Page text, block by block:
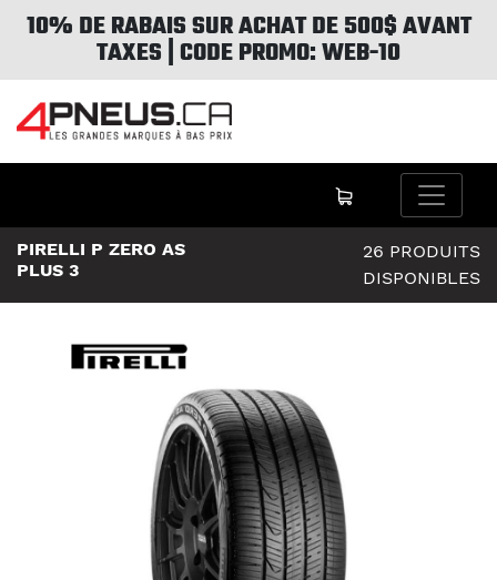
10% DE RABAIS SUR ACHAT DE 500$ AVANT
TAXES | CODE PROMO: WEB-10
PIRELLI P ZERO AS
PLUS 3
26 PRODUITS
DISPONIBLES